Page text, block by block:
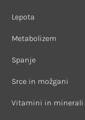
Lepota
Metabolizem
Spanje
Srce in možgani
Vitamini in minerali